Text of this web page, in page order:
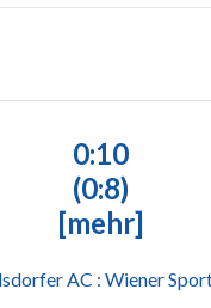
0:10
(0:8)
[mehr]
AC : Wiener